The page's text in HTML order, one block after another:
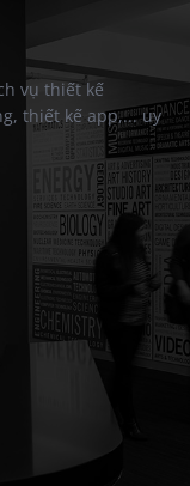
vụ thiết kế
thiết kế app,... uy